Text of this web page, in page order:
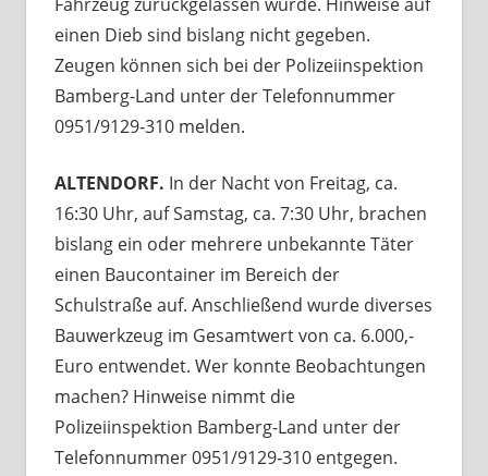
einen Dieb sind bislang nicht gegeben.
Zeugen können sich bei der Polizeiinspektion
Bamberg-Land unter der Telefonnummer
0951/9129‑310 melden.
ALTENDORF. In der Nacht von Freitag, ca.
16:30 Uhr, auf Samstag, ca. 7:30 Uhr, brachen
bislang ein oder mehrere unbekannte Täter
einen Baucontainer im Bereich der
Schulstraße auf. Anschließend wurde diverses
Bauwerkzeug im Gesamtwert von ca. 6.000,-
Euro entwendet. Wer konnte Beobachtungen
machen? Hinweise nimmt die
Polizeiinspektion Bamberg-Land unter der
Telefonnummer 0951/9129‑310 entgegen.